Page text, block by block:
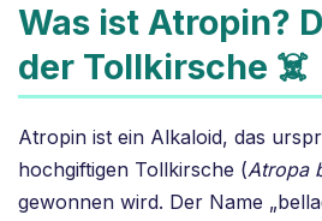
Was ist Atropin?
der Tollkirsche ☠️
Atropin ist ein Alkaloid, das
hochgiftigen Tollkirsche (Atropa
gewonnen wird. Der Name